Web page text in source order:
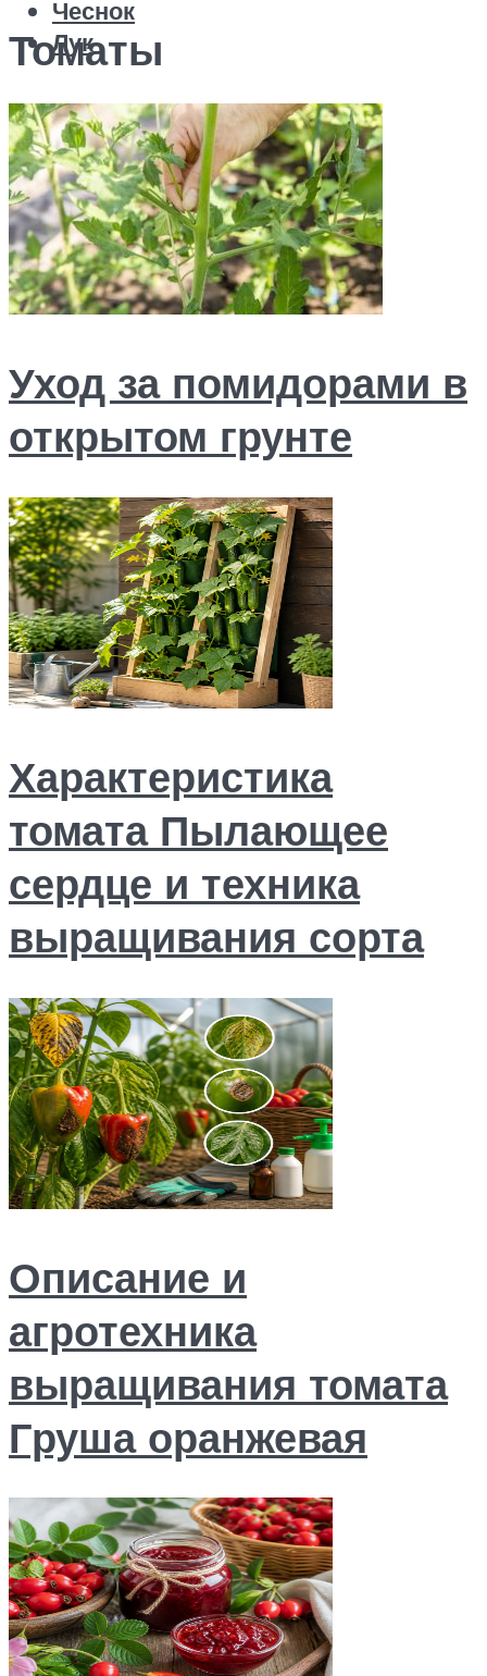
Чеснок
Лук
Меню
Томаты
Уход за помидорами в
открытом грунте
Характеристика
томата Пылающее
сердце и техника
выращивания сорта
Описание и
агротехника
выращивания томата
Груша оранжевая